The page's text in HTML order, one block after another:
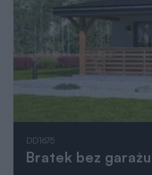
DD1675
Bratek bez garażu